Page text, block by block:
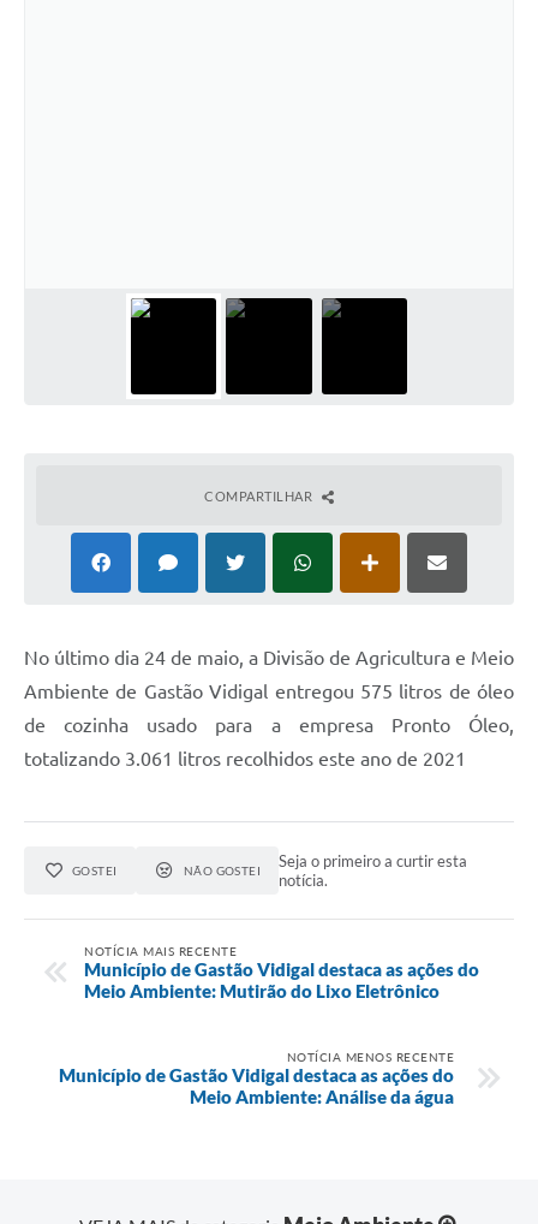
COMPARTILHAR
No último dia 24 de maio, a Divisão de Agricultura e Meio
Ambiente de Gastão Vidigal entregou 575 litros de óleo
de cozinha usado para a empresa Pronto Óleo,
totalizando 3.061 litros recolhidos este ano de 2021
GOSTEI NÃO GOSTEI
Seja o primeiro a curtir esta
notícia.
NOTÍCIA MAIS RECENTE
Município de Gastão Vidigal destaca as ações do
Meio Ambiente: Mutirão do Lixo Eletrônico
NOTÍCIA MENOS RECENTE
Município de Gastão Vidigal destaca as ações do
Meio Ambiente: Análise da água